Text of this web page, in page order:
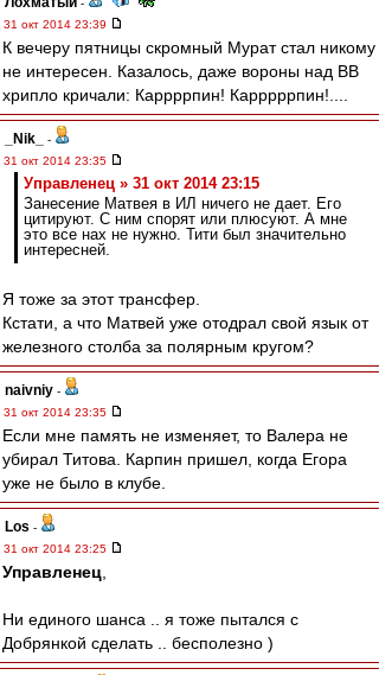
-
31 окт 2014 23:39
К вечеру пятницы скромный Мурат стал никому
не интересен. Казалось, даже вороны над ВВ
хрипло кричали: Каррррпин! Карррррпин!....
_Nik_
-
31 окт 2014 23:35
Управленец » 31 окт 2014 23:15
Занесение Матвея в ИЛ ничего не дает. Его
цитируют. С ним спорят или плюсуют. А мне
это все нах не нужно. Тити был значительно
интересней.
Я тоже за этот трансфер.
Кстати, а что Матвей уже отодрал свой язык от
железного столба за полярным кругом?
naivniy -
31 окт 2014 23:35
Если мне память не изменяет, то Валера не
убирал Титова. Карпин пришел, когда Егора
уже не было в клубе.
Los -
31 окт 2014 23:25
Управленец
Ни единого шанса .. я тоже пытался с
Добрянкой сделать .. бесполезно )